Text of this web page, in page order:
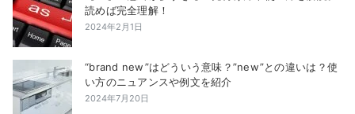
読めば完全理解！
2024年2月1日
“brand new”はどういう意味？”new”との違いは？使
い方のニュアンスや例文を紹介
2024年7月20日